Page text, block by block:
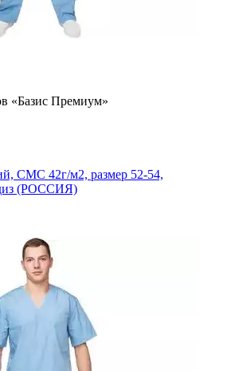
«Базис Премиум»
СМС 42г/м2, размер 52-54,
(РОССИЯ)